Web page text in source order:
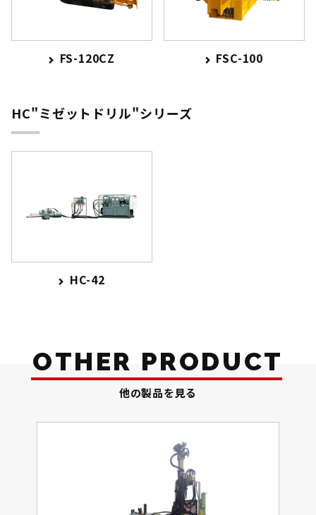
FS-120CZ FSC-100
HC"ミゼットドリル"シリーズ
HC-42
OTHER PRODUCT
他の製品を見る